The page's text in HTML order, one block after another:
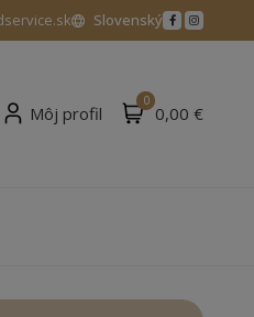
Slovenský
Môj profil
0
0,00 €